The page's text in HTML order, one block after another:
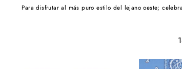
Para disfrutar al más puro estilo del lejano oeste;